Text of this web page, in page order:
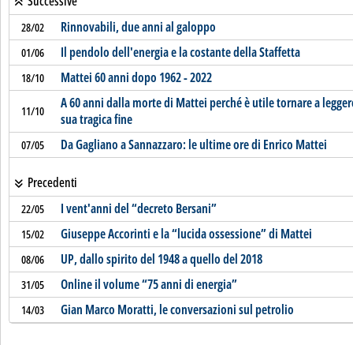
28/02 Rinnovabili, due anni al galoppo
01/06 Il pendolo dell'energia e la costante della Staffetta
18/10 Mattei 60 anni dopo 1962 - 2022
11/10
A 60 anni dalla morte di Mattei perché è utile tornare a
sua tragica fine
07/05 Da Gagliano a Sannazzaro: le ultime ore di Enrico Mattei
Precedenti
22/05 I vent'anni del “decreto Bersani”
15/02 Giuseppe Accorinti e la “lucida ossessione” di Mattei
08/06 UP, dallo spirito del 1948 a quello del 2018
31/05 Online il volume “75 anni di energia”
14/03 Gian Marco Moratti, le conversazioni sul petrolio